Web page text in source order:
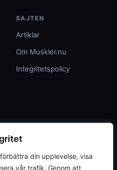
din upplevelse, visa
vår trafik. Genom att
SAJTEN
Artiklar
Om Muskler.nu
Integritetspolicy